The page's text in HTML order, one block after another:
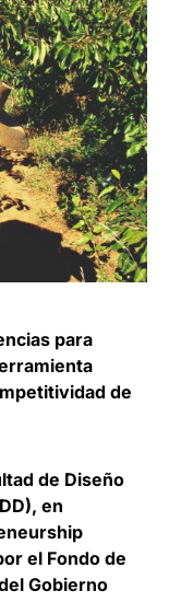
para
de
de Diseño
en
el Fondo de
Gobierno